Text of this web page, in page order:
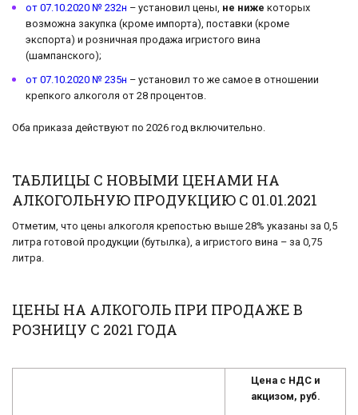
от 07.10.2020 № 232н – установил цены, не ниже которых
возможна закупка (кроме импорта), поставки (кроме
экспорта) и розничная продажа игристого вина
(шампанского);
от 07.10.2020 № 235н – установил то же самое в отношении
крепкого алкоголя от 28 процентов.
Оба приказа действуют по 2026 год включительно.
ТАБЛИЦЫ С НОВЫМИ ЦЕНАМИ НА
АЛКОГОЛЬНУЮ ПРОДУКЦИЮ С 01.01.2021
Отметим, что цены алкоголя крепостью выше 28% указаны за 0,5
литра готовой продукции (бутылка), а игристого вина – за 0,75
литра.
ЦЕНЫ НА АЛКОГОЛЬ ПРИ ПРОДАЖЕ В
РОЗНИЦУ С 2021 ГОДА
Цена с НДС и
акцизом, руб.